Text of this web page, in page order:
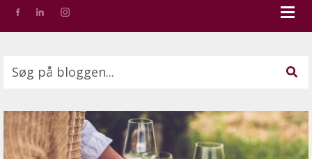
Dette er et søgefelt med en tilknyttet funktion for